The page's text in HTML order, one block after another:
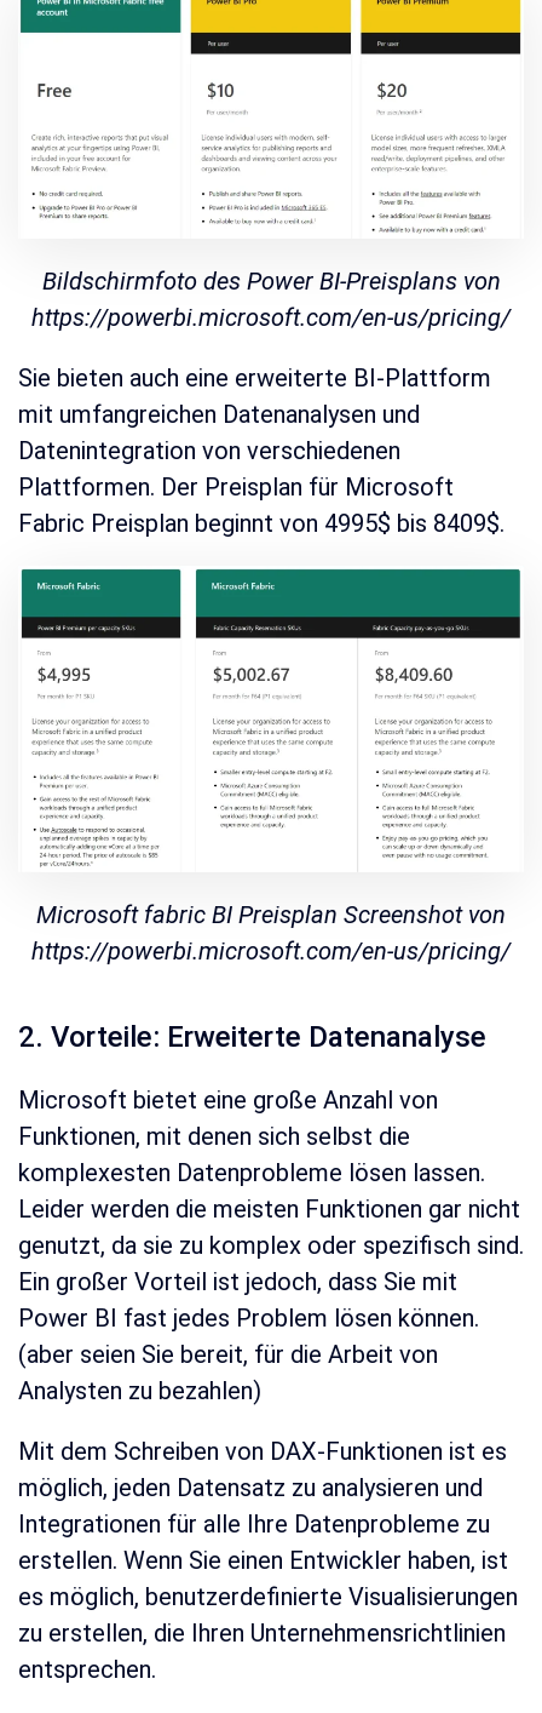
Bildschirmfoto des Power BI-Preisplans von
https://powerbi.microsoft.com/en-us/pricing/
Sie bieten auch eine erweiterte BI-Plattform
mit umfangreichen Datenanalysen und
Datenintegration von verschiedenen
Plattformen. Der Preisplan für Microsoft
Fabric Preisplan beginnt von 4995$ bis 8409$.
Microsoft fabric BI Preisplan Screenshot von
https://powerbi.microsoft.com/en-us/pricing/
2. Vorteile: Erweiterte Datenanalyse
Microsoft bietet eine große Anzahl von
Funktionen, mit denen sich selbst die
komplexesten Datenprobleme lösen lassen.
Leider werden die meisten Funktionen gar nicht
genutzt, da sie zu komplex oder spezifisch sind.
Ein großer Vorteil ist jedoch, dass Sie mit
Power BI fast jedes Problem lösen können.
(aber seien Sie bereit, für die Arbeit von
Analysten zu bezahlen)
Mit dem Schreiben von DAX-Funktionen ist es
möglich, jeden Datensatz zu analysieren und
Integrationen für alle Ihre Datenprobleme zu
erstellen. Wenn Sie einen Entwickler haben, ist
es möglich, benutzerdefinierte Visualisierungen
zu erstellen, die Ihren Unternehmensrichtlinien
entsprechen.